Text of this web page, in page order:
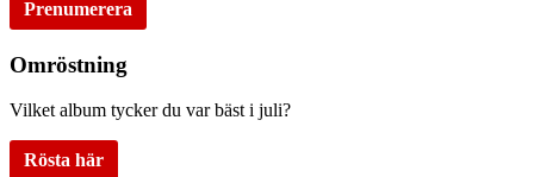
Prenumerera
Omröstning
Vilket album tycker du var bäst i juli?
Rösta här